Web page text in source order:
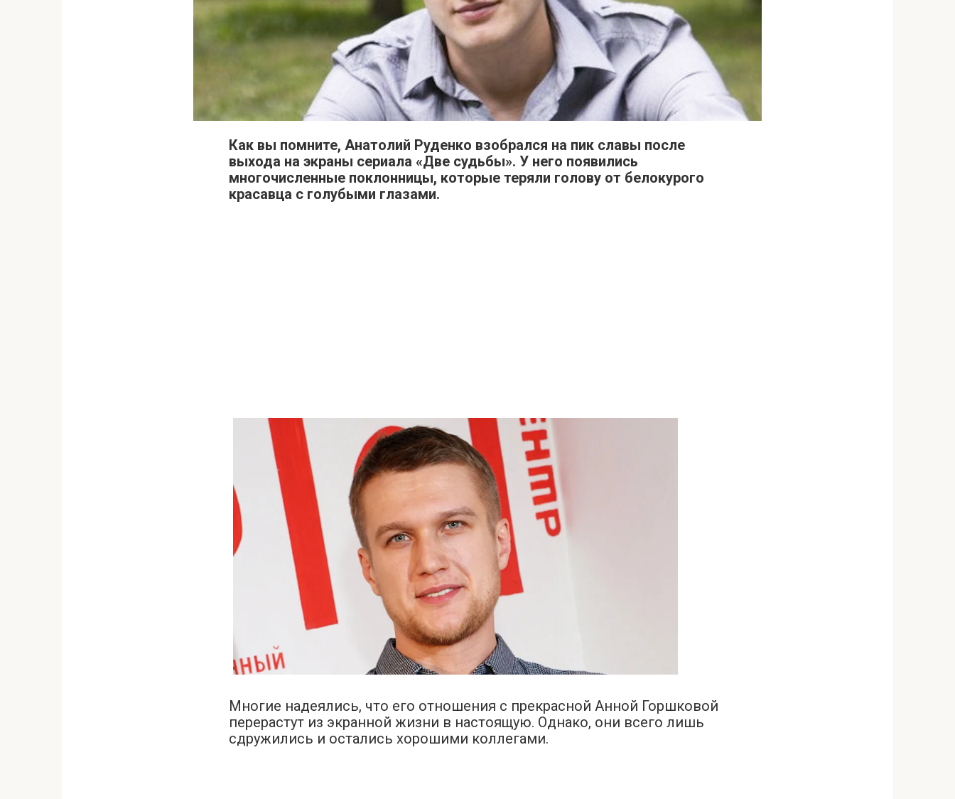
Как вы помните, Анатолий Руденко взобрался на пик славы после
выхода на экраны сериала «Две судьбы». У него появились
многочисленные поклонницы, которые теряли голову от белокурого
красавца с голубыми глазами.
Многие надеялись, что его отношения с прекрасной Анной Горшковой
перерастут из экранной жизни в настоящую. Однако, они всего лишь
сдружились и остались хорошими коллегами.